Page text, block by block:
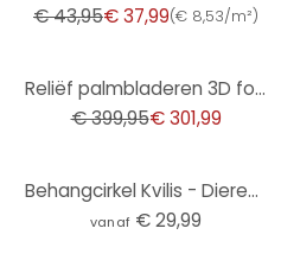
€ 43,95€ 37,99(€ 8,53/m²)
Reliëf palmbladeren 3D fotobehang in grijs - vliesbehang
€ 399,95€ 301,99
Behangcirkel Kvilis - Dieren in het Bos - vliesbehang/zelfklevend vliesbehang
vanaf € 29,99